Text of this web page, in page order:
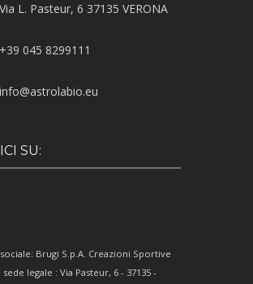
Via L. Pasteur, 6 37135 VERONA
+39 045 8299111
info@astrolabio.eu
SU:
Brugi S.p.A. Creazioni Sportive
legale : Via Pasteur, 6 - 37135 -